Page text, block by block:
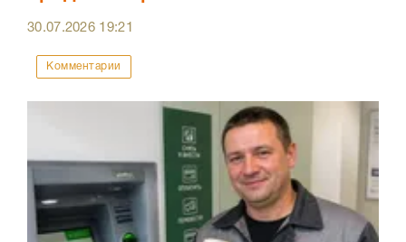
30.07.2026 19:21
Комментарии